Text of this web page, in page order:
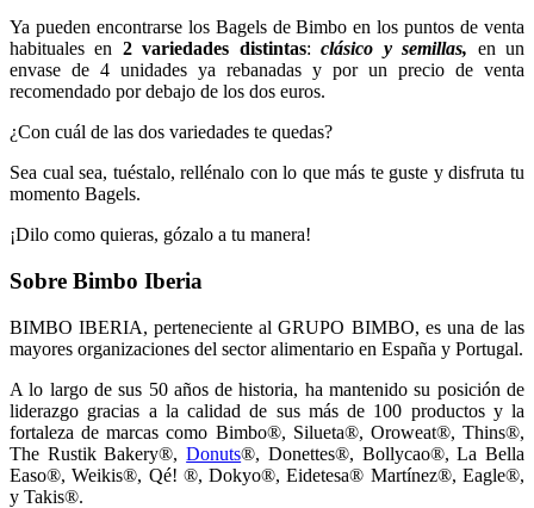
Ya pueden encontrarse los Bagels de Bimbo en los puntos de venta
habituales en 2 variedades distintas:clásico y semillas, en un
envase de 4 unidades ya rebanadas y por un precio de venta
recomendado por debajo de los dos euros.
¿Con cuál de las dos variedades te quedas?
Sea cual sea, tuéstalo, rellénalo con lo que más te guste y disfruta tu
momento Bagels.
¡Dilo como quieras, gózalo a tu manera!
Sobre Bimbo Iberia
BIMBO IBERIA, perteneciente al GRUPO BIMBO, es una de las
mayores organizaciones del sector alimentario en España y Portugal.
A lo largo de sus 50 años de historia, ha mantenido su posición de
liderazgo gracias a la calidad de sus más de 100 productos y la
fortaleza de marcas como Bimbo®, Silueta®, Oroweat®, Thins®,
The Rustik Bakery®,Donuts®, Donettes®, Bollycao®, La Bella
Easo®, Weikis®, Qé! ®, Dokyo®, Eidetesa® Martínez®, Eagle®,
y Takis®.